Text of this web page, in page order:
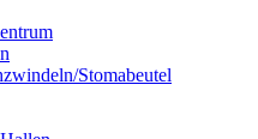
Stomabeutel